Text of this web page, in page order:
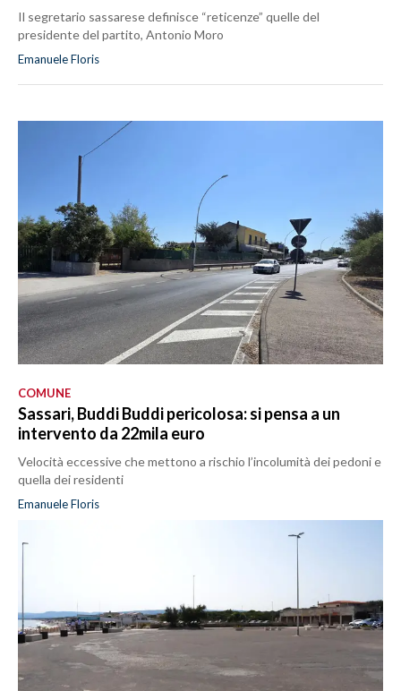
Il segretario sassarese definisce “reticenze” quelle del
presidente del partito, Antonio Moro
Emanuele Floris
COMUNE
Sassari, Buddi Buddi pericolosa: si pensa a un
intervento da 22mila euro
Velocità eccessive che mettono a rischio l’incolumità dei pedoni e
quella dei residenti
Emanuele Floris